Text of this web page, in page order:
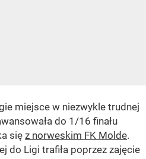
miejsce w niezwykle trudnej
do 1/16 finału
się z norweskim FK Molde.
do Ligi trafiła poprzez zajęcie